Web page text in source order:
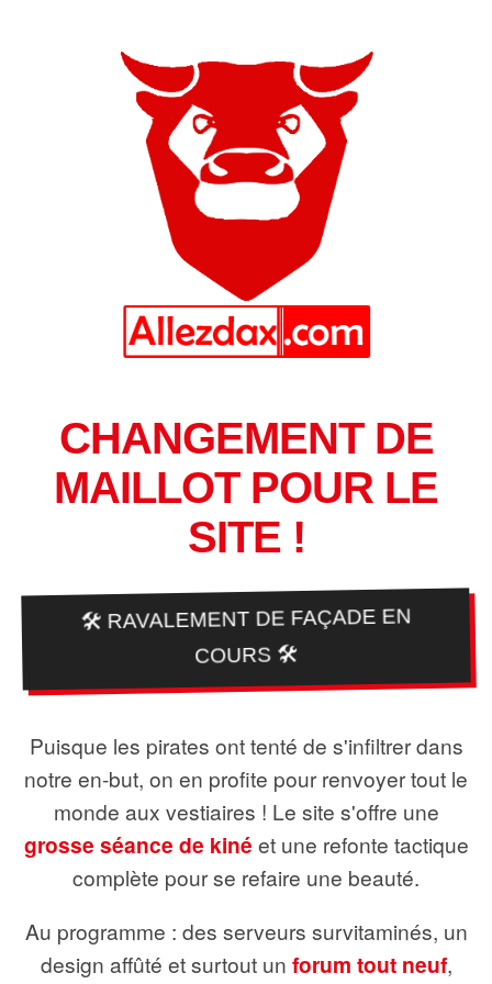
CHANGEMENT DE
MAILLOT POUR LE
SITE !
🛠️ RAVALEMENT DE FAÇADE EN
COURS 🛠️
Puisque les pirates ont tenté de s'infiltrer dans
notre en-but, on en profite pour renvoyer tout le
monde aux vestiaires ! Le site s'offre une
grosse séance de kiné et une refonte tactique
complète pour se refaire une beauté.
Au programme : des serveurs survitaminés, un
design affûté et surtout un forum tout neuf,